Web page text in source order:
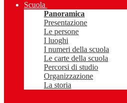
Scuola
Panoramica
Presentazione
Le persone
I luoghi
I numeri della scuola
Le carte della scuola
Percorsi di studio
Organizzazione
La storia